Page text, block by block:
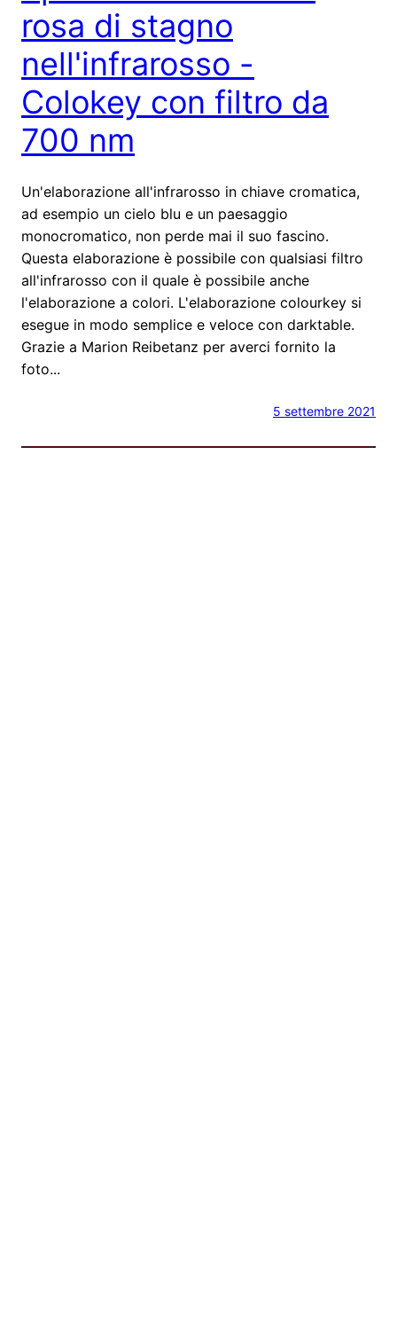
rosa di stagno
nell'infrarosso -
Colokey con filtro da
700 nm
Un'elaborazione all'infrarosso in chiave cromatica,
ad esempio un cielo blu e un paesaggio
monocromatico, non perde mai il suo fascino.
Questa elaborazione è possibile con qualsiasi filtro
all'infrarosso con il quale è possibile anche
l'elaborazione a colori. L'elaborazione colourkey si
esegue in modo semplice e veloce con darktable.
Grazie a Marion Reibetanz per averci fornito la
foto...
5 settembre 2021